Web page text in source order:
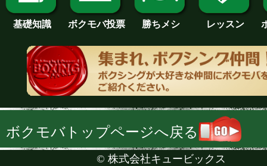
基礎知識 ボクモバ投票 勝ちメシ レッスン
ボクモバトップページへ戻る
© 株式会社キュービックス